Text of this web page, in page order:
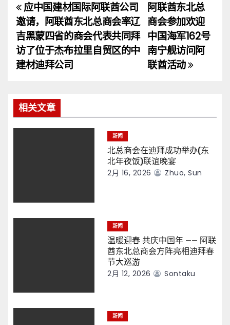
文
章
导
阿联酋东北总
商会参加欢迎
中国海军162号
南宁舰访问阿
联酋活动
应中国建材国际阿联酋公司
邀请，阿联酋东北总商会率辽
吉黑蒙四省的商会代表共同拜
访了位于杰布拉里自贸区的中
建材迪拜公司
相关文章
新闻
北总商会在迪拜成功举办(东
北年夜饭)联谊晚宴
2月 16, 2026 Zhuo, Sun
新闻
温暖迎春 共庆中国年 —— 阿联
酋东北总商会方阵亮相迪拜春
节大巡游
2月 12, 2026 Sontaku
新闻